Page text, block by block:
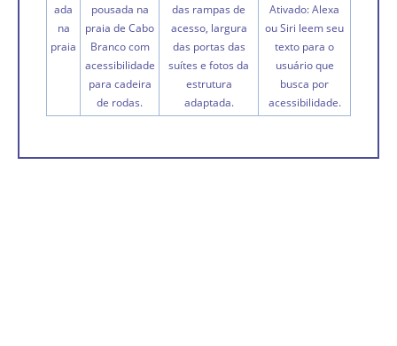
ada
na
praia
pousada na
praia de Cabo
Branco com
acessibilidade
para cadeira
de rodas.
das rampas de
acesso, largura
das portas das
suítes e fotos da
estrutura
adaptada.
Ativado: Alexa
ou Siri leem seu
texto para o
usuário que
busca por
acessibilidade.